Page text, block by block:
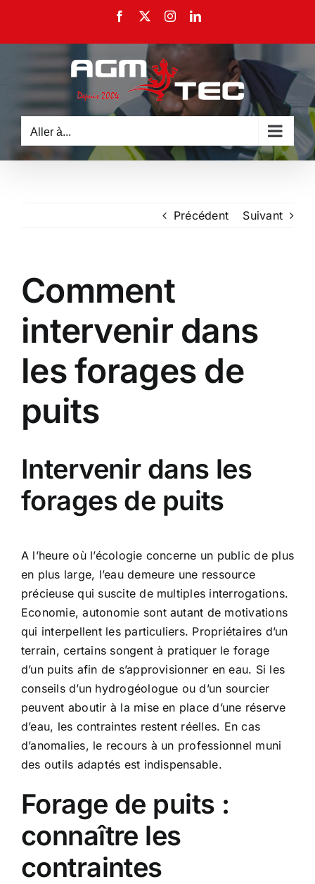
contenu
Facebook InstagramLinkedIn
Aller à...
Précédent Suivant
Comment
intervenir dans
les forages de
puits
Intervenir dans les
forages de puits
A l’heure où l’écologie concerne un public de plus
en plus large, l’eau demeure une ressource
précieuse qui suscite de multiples interrogations.
Economie, autonomie sont autant de motivations
qui interpellent les particuliers. Propriétaires d’un
terrain, certains songent à pratiquer le forage
d’un puits afin de s’approvisionner en eau. Si les
conseils d’un hydrogéologue ou d’un sourcier
peuvent aboutir à la mise en place d’une réserve
d’eau, les contraintes restent réelles. En cas
d’anomalies, le recours à un professionnel muni
des outils adaptés est indispensable.
Forage de puits :
connaître les
contraintes